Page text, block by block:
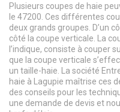
Plusieurs coupes de haie
le 47200. Ces différentes
deux grands groupes. D’un
côté la coupe verticale. La
l’indique, consiste à couper
que la coupe verticale
un taille-haie. La société
haie à Lagupie maîtrise ces
des conseils pour les
une demande de devis et